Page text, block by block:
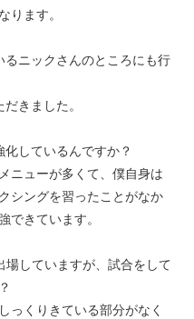
ります。
ニックさんのところにも行
きました。
しているんですか？
ニューが多くて、僕自身は
シングを習ったことがなか
できています。
場していますが、試合をして
っくりきている部分がなく